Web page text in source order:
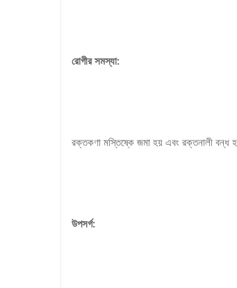
রোগীর সমস্যা:
রক্তকণা মস্তিষ্কে জমা হয় এবং রক্তনালী বন্ধ
উপসর্গ: